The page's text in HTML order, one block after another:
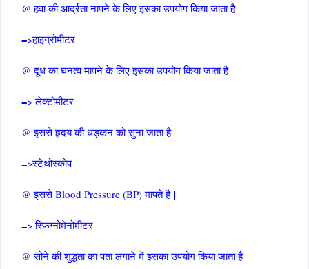
@ हवा की आर्द्रता नापने के लिए इसका उपयोग किया जाता है |
=>हाइग्रोमीटर
@ दूध का घनत्व मापने के लिए इसका उपयोग किया जाता है |
=> लेक्टोमीटर
@ इससे हृदय की धड़कन को सुना जाता है |
=>स्टेथोस्कोप
@ इससे Blood Pressure (BP) मापते है |
=> स्फिग्नोमेनोमीटर
@ सोने की शुद्धता का पता लगाने में इसका उपयोग किया जाता है